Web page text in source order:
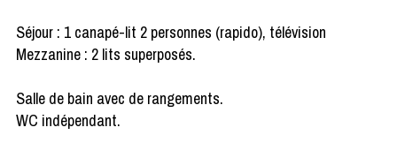
Séjour : 1 canapé-lit 2 personnes (rapido), télévision
Mezzanine : 2 lits superposés.
Salle de bain avec de rangements.
WC indépendant.